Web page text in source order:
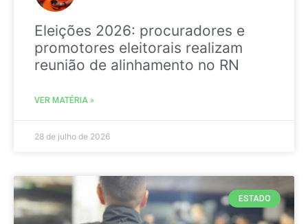
Eleições 2026: procuradores e
promotores eleitorais realizam
reunião de alinhamento no RN
VER MATÉRIA »
28 de julho de 2026
ESTADO